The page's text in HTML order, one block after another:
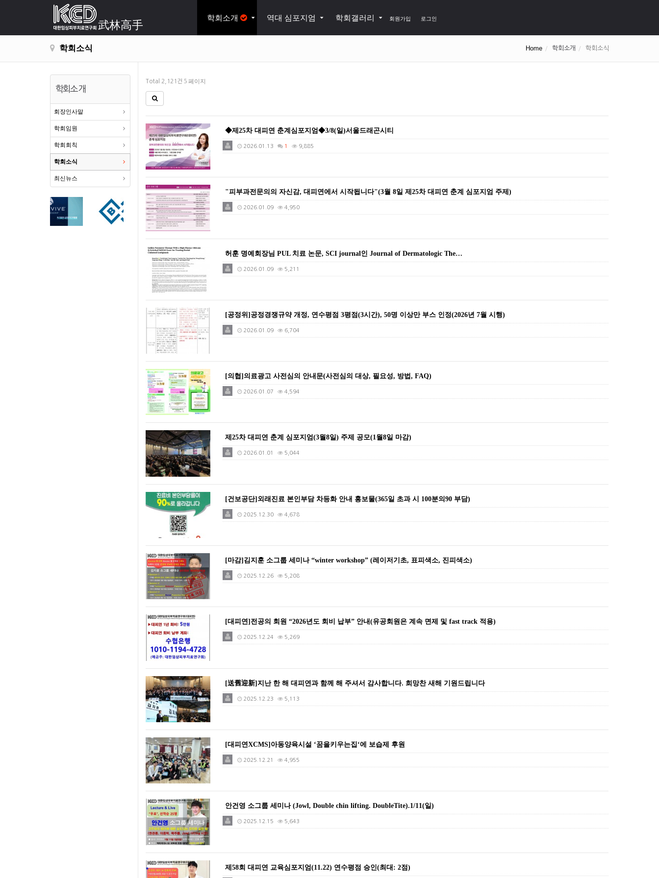
武林高手
학회소개 역대 심포지엄 학회갤러리 회원가입 로그인
학회소식 Home 학회소개 학회소식
학회소개
회장인사말
학회임원
학회회칙
학회소식
최신뉴스
Total 2,121건 5 페이지
◆제25차 대피연 춘계심포지엄◆3/8(일)서울드래곤시티
2026.01.13 1 9,885
"피부과전문의의 자신감, 대피연에서 시작됩니다"(3월 8일 제25차 대피연 춘계 심포지엄 주제)
2026.01.09 4,950
허훈 명예회장님 PUL 치료 논문, SCI journal인 Journal of Dermatologic The…
2026.01.09 5,211
[공정위]공정경쟁규약 개정, 연수평점 3평점(3시간), 50명 이상만 부스 인정(2026년 7월 시행)
2026.01.09 6,704
[의협]의료광고 사전심의 안내문(사전심의 대상, 필요성, 방법, FAQ)
2026.01.07 4,594
제25차 대피연 춘계 심포지엄(3월8일) 주제 공모(1월8일 마감)
2026.01.01 5,044
[건보공단]외래진료 본인부담 차등화 안내 홍보물(365일 초과 시 100분의90 부담)
2025.12.30 4,678
[마감]김지훈 소그룹 세미나 “winter workshop” (레이저기초, 표피색소, 진피색소)
2025.12.26 5,208
[대피연]전공의 회원 “2026년도 회비 납부” 안내(유공회원은 계속 면제 및 fast track 적용)
2025.12.24 5,269
[送舊迎新]지난 한 해 대피연과 함께 해 주셔서 감사합니다. 희망찬 새해 기원드립니다
2025.12.23 5,113
[대피연XCMS]아동양육시설 ‘꿈을키우는집‘에 보습제 후원
2025.12.21 4,955
안건영 소그룹 세미나 (Jowl, Double chin lifting. DoubleTite).1/11(일)
2025.12.15 5,643
제58회 대피연 교육심포지엄(11.22) 연수평점 승인(최대: 2점)